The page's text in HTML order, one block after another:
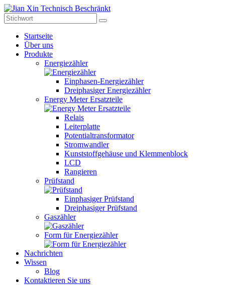
Startseite
Über uns
Produkte
Energiezähler
Einphasen-Energiezähler
Dreiphasiger Energiezähler
Energy Meter Ersatzteile
Relais
Leiterplatte
Potentialtransformator
Stromwandler
Kunststoffgehäuse und Klemmenblock
LCD
Rangieren
Prüfstand
Einphasiger Prüfstand
Dreiphasiger Prüfstand
Gaszähler
Form für Energiezähler
Nachrichten
Wissen
Blog
Kontaktieren Sie uns